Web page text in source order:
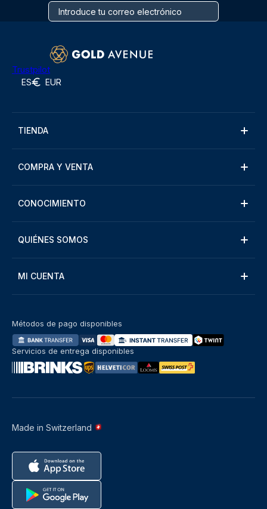
Trustpilot
ES EUR
TIENDA
COMPRA Y VENTA
CONOCIMIENTO
QUIÉNES SOMOS
MI CUENTA
Made in Switzerland
Métodos de pago disponibles
Servicios de entrega disponibles